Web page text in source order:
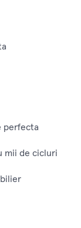
perfecta
mii de cicluri